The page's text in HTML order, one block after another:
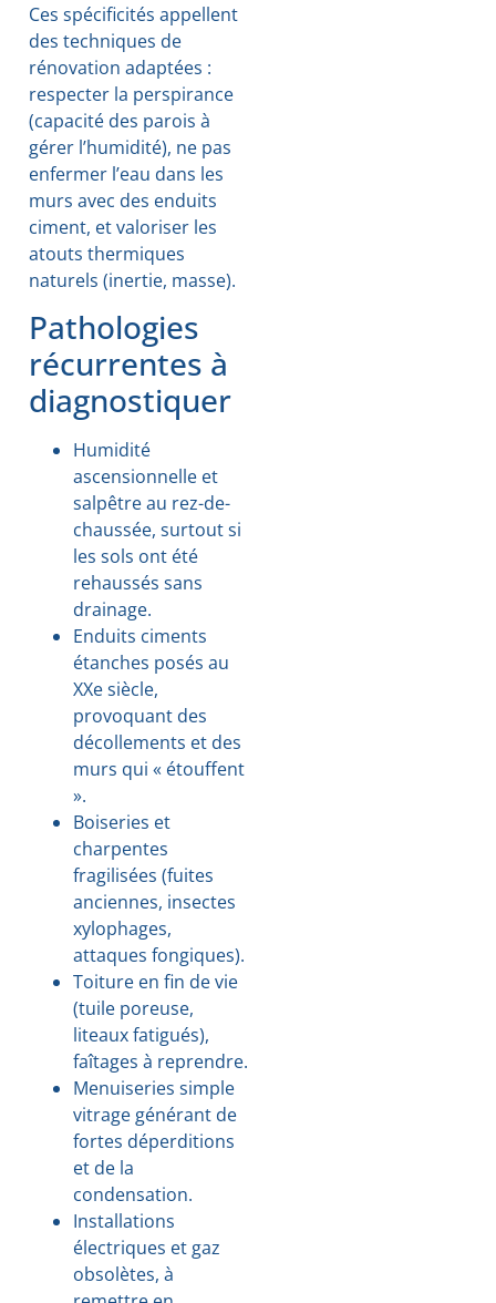
Ces spécificités appellent
des techniques de
rénovation adaptées :
respecter la perspirance
(capacité des parois à
gérer l’humidité), ne pas
enfermer l’eau dans les
murs avec des enduits
ciment, et valoriser les
atouts thermiques
naturels (inertie, masse).
Pathologies
récurrentes à
diagnostiquer
Humidité
ascensionnelle et
salpêtre au rez-de-
chaussée, surtout si
les sols ont été
rehaussés sans
drainage.
Enduits ciments
étanches posés au
XXe siècle,
provoquant des
décollements et des
murs qui « étouffent
».
Boiseries et
charpentes
fragilisées (fuites
anciennes, insectes
xylophages,
attaques fongiques).
Toiture en fin de vie
(tuile poreuse,
liteaux fatigués),
faîtages à reprendre.
Menuiseries simple
vitrage générant de
fortes déperditions
et de la
condensation.
Installations
électriques et gaz
obsolètes, à